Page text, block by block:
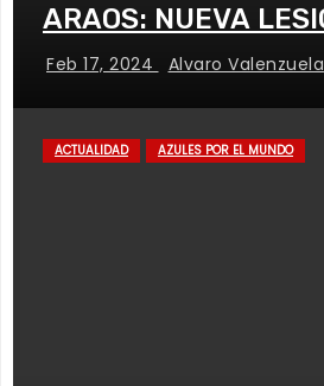
ARAOS: NUEVA
Feb 17, 2024 Alvaro Valenzuela
ACTUALIDAD AZULES POR EL MUNDO